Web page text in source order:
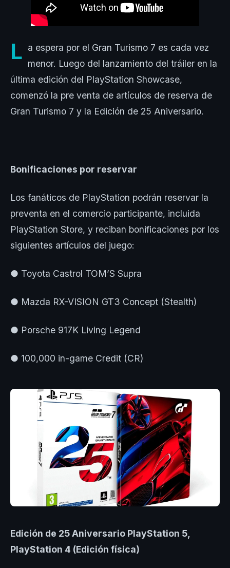
L a espera por el Gran Turismo 7 es cada vez
menor. Luego del lanzamiento del tráiler en la
última edición del PlayStation Showcase,
comenzó la pre venta de artículos de reserva de
Gran Turismo 7 y la Edición de 25 Aniversario.
Bonificaciones por reservar
Los fanáticos de PlayStation podrán reservar la
preventa en el comercio participante, incluida
PlayStation Store, y reciban bonificaciones por los
siguientes artículos del juego:
● Toyota Castrol TOM’S Supra
● Mazda RX-VISION GT3 Concept (Stealth)
● Porsche 917K Living Legend
● 100,000 in-game Credit (CR)
Edición de 25 Aniversario PlayStation 5,
PlayStation 4 (Edición física)